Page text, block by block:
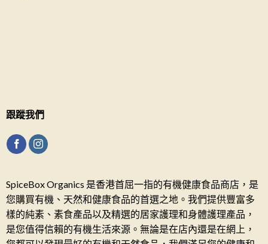
跟蹤我們
SpiceBox Organics 是香港首屈一指的有機健康食品商店，是
您購買有機、天然和健康食品的首選之地。我們提供豐富多
樣的純素、素食產品以及精選的居家護理和身體護理產品，
是您值得信賴的有機生活來源。無論是在店內還是在網上，